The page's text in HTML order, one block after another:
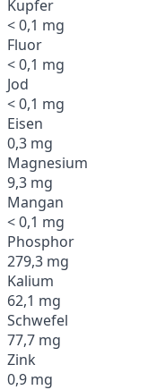
Kupfer
< 0,1 mg
Fluor
< 0,1 mg
Jod
< 0,1 mg
Eisen
0,3 mg
Magnesium
9,3 mg
Mangan
< 0,1 mg
Phosphor
279,3 mg
Kalium
62,1 mg
Schwefel
77,7 mg
Zink
0,9 mg